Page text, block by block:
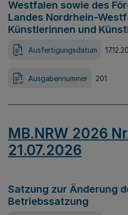
Westfalen sowie des
Landes Nordrhein-
Künstlerinnen und
Ausfertigungsdatum
Ausgabennummer 201
MB.NRW 2026
21.07.2026
Satzung zur Änderung
Betriebssatzung